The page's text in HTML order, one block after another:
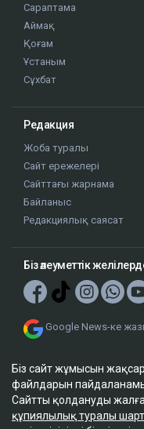
Сараптама
Аймақ
Қоғам
Ұстаным
Сұхбат
Редакция
Жоба туралы
Сайт ережелері
Сайттағы жарнама
Байланыс
Редакциялық саясат
Біз әлеуметтік
Google News-ке
Біз сайт жұмысын
файлдарын
Сайтты қолдануды
құпиялылық туралы